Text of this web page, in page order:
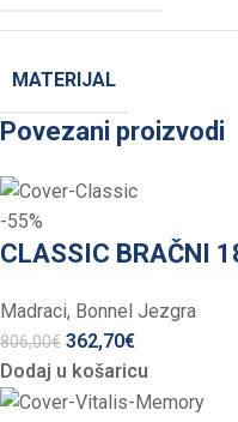
MATERIJAL
Povezani proizvodi
-55%
CLASSIC BRAČNI
Madraci, Bonnel Jezgra
806,00€ 362,70€
Dodaj u košaricu